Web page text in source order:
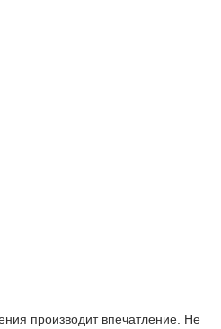
производит впечатление. Не